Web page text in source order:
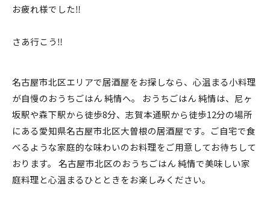
お疲れ様でした‼️
さあ行こう‼️
名古屋市北区エリアで居酒屋をお探しなら、心温まる小料理
が自慢のおうちごはん 純情へ。 おうちごはん 純情は、尼ヶ
坂駅や森下駅から徒歩8分、志賀本通駅から徒歩12分の場所
にある愛知県名古屋市北区大曽根の居酒屋です。ご自宅で食
べるような家庭的な味わいのお料理をご用意してお待ちして
おります。 名古屋市北区のおうちごはん 純情で美味しい家
庭料理と心温まるひとときをお楽しみください。